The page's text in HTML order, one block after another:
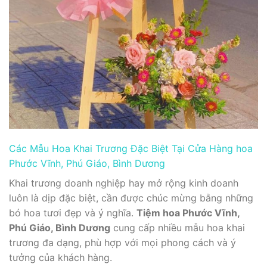
Các Mẫu Hoa Khai Trương Đặc Biệt Tại Cửa Hàng hoa
Phước Vĩnh, Phú Giáo, Bình Dương
Khai trương doanh nghiệp hay mở rộng kinh doanh
luôn là dịp đặc biệt, cần được chúc mừng bằng những
bó hoa tươi đẹp và ý nghĩa. Tiệm hoa Phước Vĩnh,
Phú Giáo, Bình Dương cung cấp nhiều mẫu hoa khai
trương đa dạng, phù hợp với mọi phong cách và ý
tưởng của khách hàng.